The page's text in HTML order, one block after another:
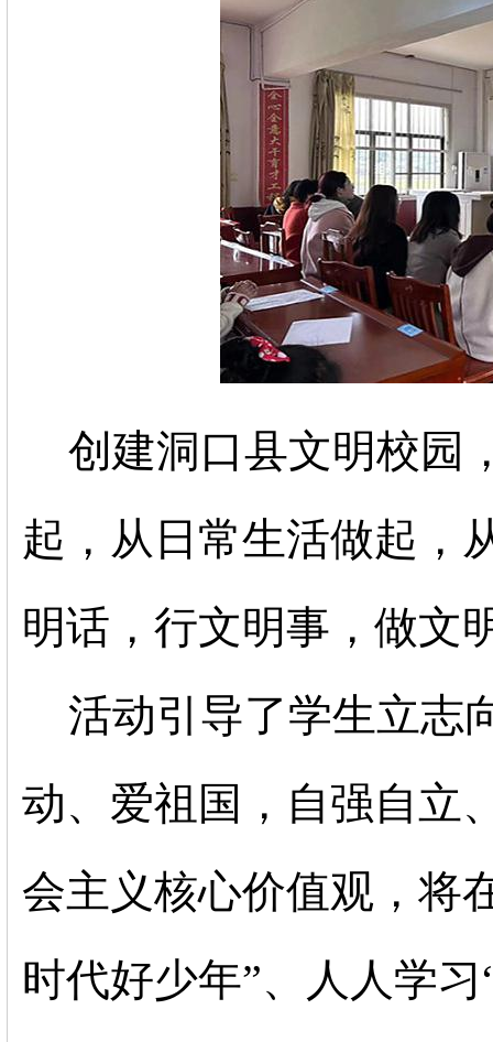
创建洞口县文明校园
起，从日常生活做起，
明话，行文明事，做文
活动引导了学生立志
动、爱祖国，自强自立
会主义核心价值观，将
时代好少年”、人人学